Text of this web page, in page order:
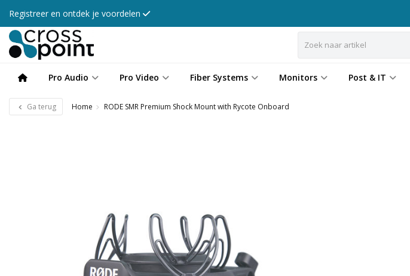
Registreer en ontdek je voordelen
Pro Audio Pro Video Fiber Systems Monitors Post & IT
Ga terug Home RODE SMR Premium Shock Mount with Rycote Onboard